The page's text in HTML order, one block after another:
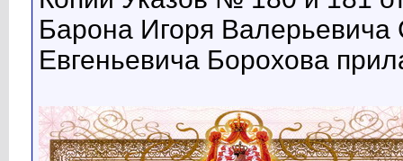
Барона Игоря
Евгеньевича Борохова